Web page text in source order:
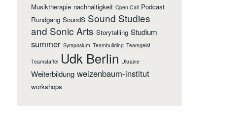
Musiktherapie nachhaltigkeit Open Call Podcast
Rundgang SoundS Sound Studies
and Sonic Arts Storytelling Studium
summer Symposium Teambuilding Teamgeist
Teamstaffel Udk Berlin Ukraine
Weiterbildung weizenbaum-institut
workshops